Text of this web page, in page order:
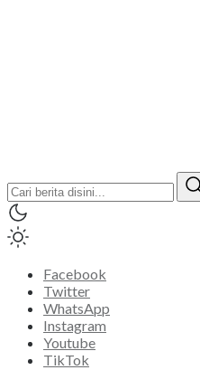
Facebook
Twitter
WhatsApp
Instagram
Youtube
TikTok